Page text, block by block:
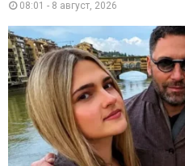
08:01 - 8 август, 2026